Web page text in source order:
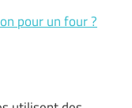
pour un four ?